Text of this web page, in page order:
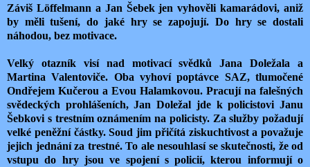
Záviš Löffelmann a Jan Šebek jen vyhověli kamarádovi, aniž
by měli tušení, do jaké hry se zapojují. Do hry se dostali
náhodou, bez motivace.
Velký otazník visí nad motivací svědků Jana Doležala a
Martina Valentoviče. Oba vyhoví poptávce SAZ, tlumočené
Ondřejem Kučerou a Evou Halamkovou. Pracují na falešných
svědeckých prohlášeních, Jan Doležal jde k policistovi Janu
Šebkovi s trestním oznámením na policisty. Za služby požadují
velké peněžní částky. Soud jim přičítá ziskuchtivost a považuje
jejich jednání za trestné. To ale nesouhlasí se skutečnosti, že od
vstupu do hry jsou ve spojení s policií, kterou informují o